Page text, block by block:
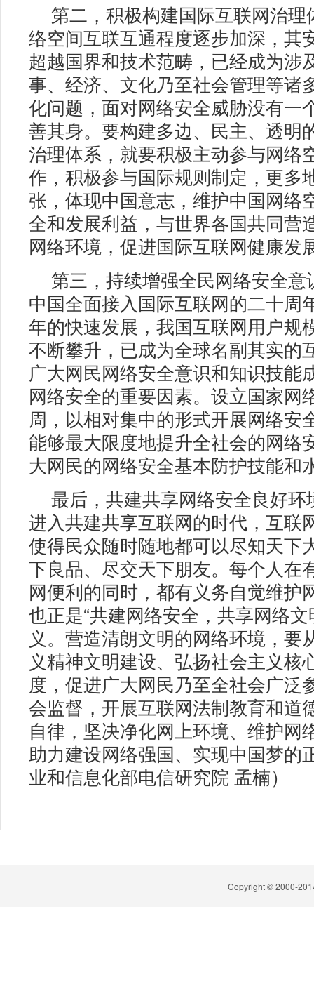
第二，积极构建国际互联网治理
络空间互联互通程度逐步加深，其
超越国界和技术范畴，已经成为涉
事、经济、文化乃至社会管理等诸
化问题，面对网络安全威胁没有一
善其身。要构建多边、民主、透明
治理体系，就要积极主动参与网络
作，积极参与国际规则制定，更多
张，体现中国意志，维护中国网络
全和发展利益，与世界各国共同营
网络环境，促进国际互联网健康发
第三，持续增强全民网络安全意
中国全面接入国际互联网的二十周
年的快速发展，我国互联网用户规
不断攀升，已成为全球名副其实的
广大网民网络安全意识和知识技能
网络安全的重要因素。设立国家网
周，以相对集中的形式开展网络安
能够最大限度地提升全社会的网络
大网民的网络安全基本防护技能和
最后，共建共享网络安全良好环
进入共建共享互联网的时代，互联
使得民众随时随地都可以尽知天下
下良品、尽交天下朋友。每个人在
网便利的同时，都有义务自觉维护
也正是“共建网络安全，共享网络文
义。营造清朗文明的网络环境，要
义精神文明建设、弘扬社会主义核
度，促进广大网民乃至全社会广泛
会监督，开展互联网法制教育和道
自律，坚决净化网上环境、维护网
助力建设网络强国、实现中国梦的
业和信息化部电信研究院 孟楠）